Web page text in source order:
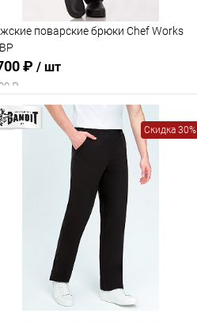
поварские брюки Chef Works
₽ / шт
₽
Скидка 30%